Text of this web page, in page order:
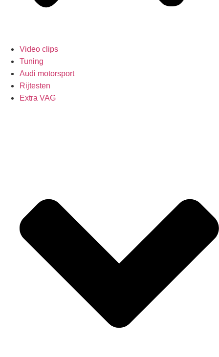
Video clips
Tuning
Audi motorsport
Rijtesten
Extra VAG